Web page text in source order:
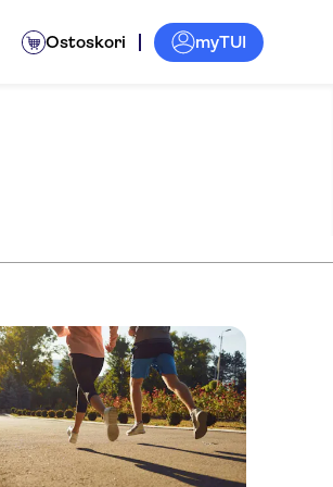
Ostoskori myTUI